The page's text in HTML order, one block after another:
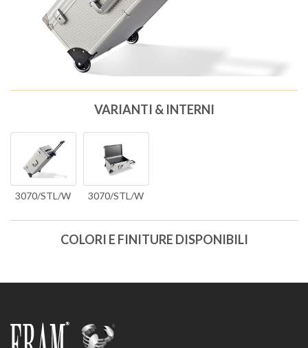
VARIANTI & INTERNI
3070/STL/W 3070/STL/W
COLORI E FINITURE DISPONIBILI